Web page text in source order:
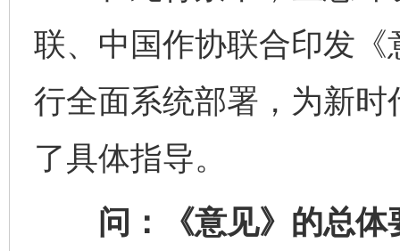
联、中国作协联合印发
行全面系统部署，为新
了具体指导。
问：《意见》的总体